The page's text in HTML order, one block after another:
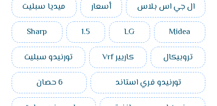
ال جي اس بلاس
أسعار
ميديا سبليت
Midea
LG
1.5
Sharp
تروبيكال
كاريير Vrf
تورنيدو سبليت
تورنيدو فري استاند
6 حصان